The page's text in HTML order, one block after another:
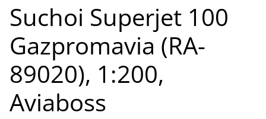
Suchoi Superjet 100
Gazpromavia (RA-
89020), 1:200,
Aviaboss